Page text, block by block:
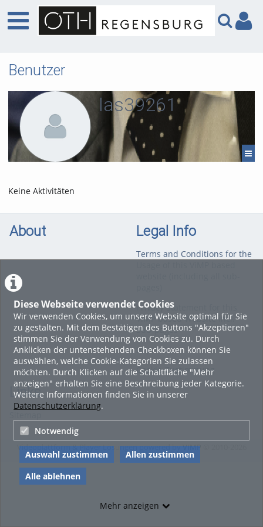
Diese Webseite verwendet Cookies
Wir verwenden Cookies, um unsere Website optimal für Sie
zu gestalten. Mit dem Bestätigen des Buttons "Akzeptieren"
stimmen Sie der Verwendung von Cookies zu. Durch
Anklicken der untenstehenden Checkboxen können Sie
auswählen, welche Cookie-Kategorien Sie zulassen
möchten. Durch Klicken auf die Schaltfläche "Mehr
anzeigen" erhalten Sie eine Beschreibung jeder Kategorie.
Weitere Informationen finden Sie in unserer
Datenschutzerklärung.
Notwendig
Auswahl zustimmen
Allen zustimmen
Alle ablehnen
Mehr anzeigen
Benutzer
las39261
Keine Aktivitäten
About Legal Info
Terms and Conditions for the
Privacy Statement for this
ViMP based Website incl.
Sub-pages
Imprint
Cookie-Zustimmung
Links
Videoplattform & Player Lösungen powered byVIMP